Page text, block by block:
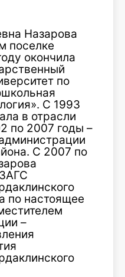
Назарова
поселке
окончила
по
С 1993
в отрасли
по 2007 годы –
С 2007 по
по настоящее
–